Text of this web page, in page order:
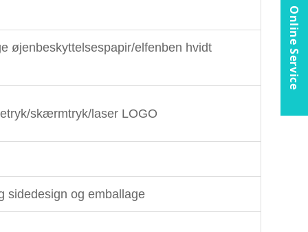
øjenbeskyttelsespapir/elfenben hvidt
skærmtryk/laser LOGO
sidedesign og emballage
Online Service